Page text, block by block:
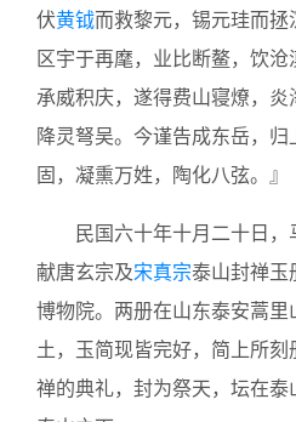
伏黄钺而救黎元，锡元珪而
区宇于再麾，业比断鳌，饮沧
承威积庆，遂得费山寝燎，
降灵弩吴。今谨告成东岳，
固，凝熏万姓，陶化八弦。』
民国六十年十月二十日
献唐玄宗及宋真宗泰山封禅玉
博物院。两册在山东泰安蒿
土，玉简现皆完好，简上所
禅的典礼，封为祭天，坛在